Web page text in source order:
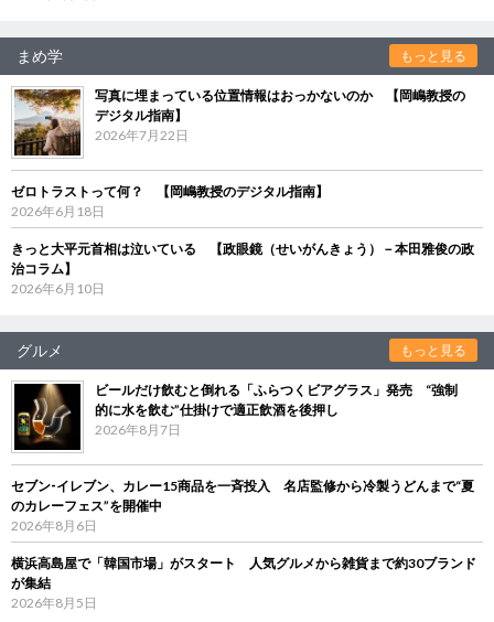
まめ学 もっと見る
写真に埋まっている位置情報はおっかないのか 【岡嶋教授の
デジタル指南】
2026年7月22日
ゼロトラストって何？ 【岡嶋教授のデジタル指南】
2026年6月18日
きっと大平元首相は泣いている 【政眼鏡（せいがんきょう）－本田雅俊の政
治コラム】
2026年6月10日
グルメ もっと見る
ビールだけ飲むと倒れる「ふらつくビアグラス」発売 “強制
的に水を飲む”仕掛けで適正飲酒を後押し
2026年8月7日
セブン‐イレブン、カレー15商品を一斉投入 名店監修から冷製うどんまで“夏
のカレーフェス”を開催中
2026年8月6日
横浜高島屋で「韓国市場」がスタート 人気グルメから雑貨まで約30ブランド
が集結
2026年8月5日